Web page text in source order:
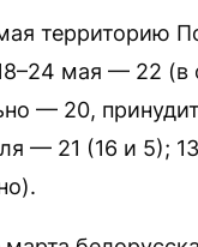
территорию
мая — 22 (в
— 20,
— 21 (16 и 5);